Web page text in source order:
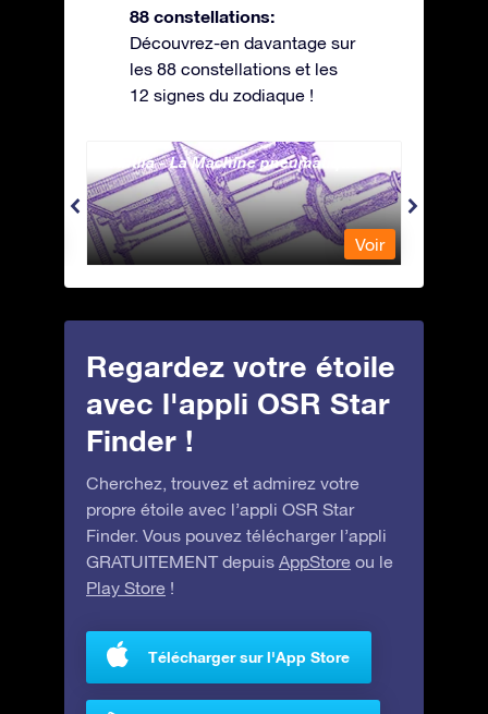
88 constellations:
Découvrez-en davantage sur
les 88 constellations et les
12 signes du zodiaque !
Antlia - La Machine pneumatique
Voir
Regardez votre étoile
avec l'appli OSR Star
Finder !
Cherchez, trouvez et admirez votre
propre étoile avec l’appli OSR Star
Finder. Vous pouvez télécharger l’appli
GRATUITEMENT depuis AppStore ou le
Play Store !
Télécharger sur l'App Store